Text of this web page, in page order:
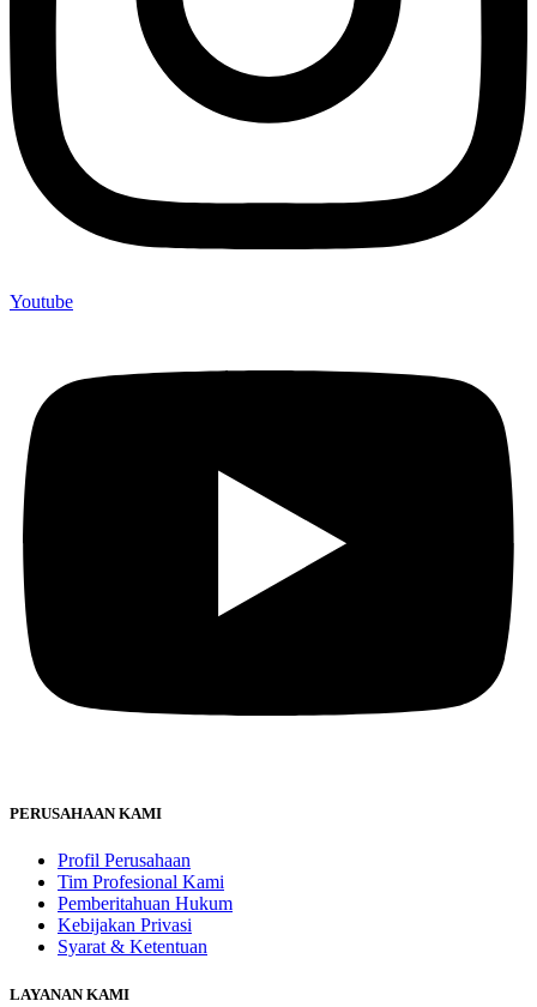
Youtube
PERUSAHAAN KAMI
Profil Perusahaan
Tim Profesional Kami
Pemberitahuan Hukum
Kebijakan Privasi
Syarat & Ketentuan
LAYANAN KAMI